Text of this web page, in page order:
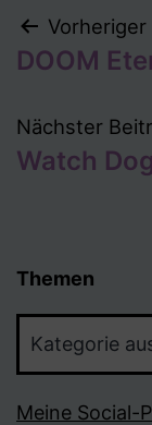
Vorheriger
DOOM
Nächster
Watch
Themen
Meine Social-